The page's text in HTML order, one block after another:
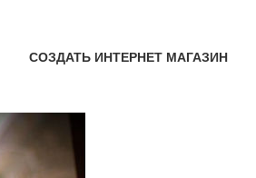
СОЗДАТЬ ИНТЕРНЕТ МАГАЗИН